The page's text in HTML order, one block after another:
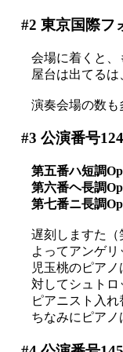
#2 東京国際フ
会場に着くと、
屋台は出てる
演奏会場の数も
#3 公演番号
第五番ハ短調
第六番ヘ長調
第七番ニ長調
遅刻しますた（
よってアンゲリ
児玉桃のピアノ
対してシュトロ
ピアニスト入
ちなみにピアノ